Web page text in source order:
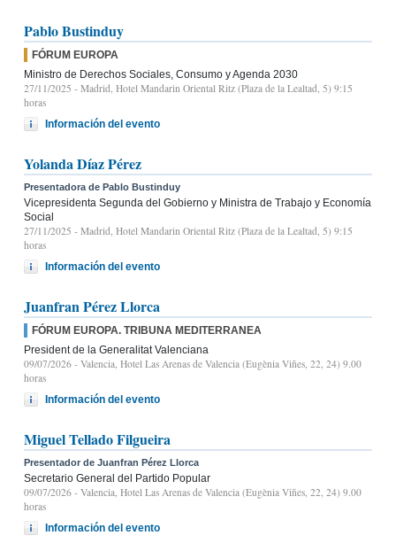
Pablo Bustinduy
FÓRUM EUROPA
Ministro de Derechos Sociales, Consumo y Agenda 2030
27/11/2025 - Madrid, Hotel Mandarin Oriental Ritz (Plaza de la Lealtad, 5) 9:15
horas
Información del evento
Yolanda Díaz Pérez
Presentadora de Pablo Bustinduy
Vicepresidenta Segunda del Gobierno y Ministra de Trabajo y Economía
Social
27/11/2025 - Madrid, Hotel Mandarin Oriental Ritz (Plaza de la Lealtad, 5) 9:15
horas
Información del evento
Juanfran Pérez Llorca
FÓRUM EUROPA. TRIBUNA MEDITERRANEA
President de la Generalitat Valenciana
09/07/2026 - Valencia, Hotel Las Arenas de Valencia (Eugènia Viñes, 22, 24) 9.00
horas
Información del evento
Miguel Tellado Filgueira
Presentador de Juanfran Pérez Llorca
Secretario General del Partido Popular
09/07/2026 - Valencia, Hotel Las Arenas de Valencia (Eugènia Viñes, 22, 24) 9.00
horas
Información del evento